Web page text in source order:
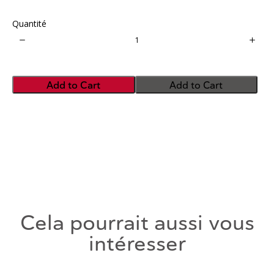
Quantité
Add to Cart Add to Cart
Cela pourrait aussi vous
intéresser